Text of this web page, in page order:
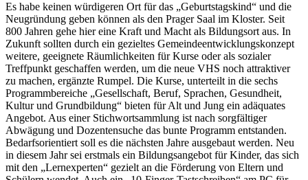
Es habe keinen würdigeren Ort für das „Geburtstagskind“ und die
Neugründung geben können als den Prager Saal im Kloster. Seit
800 Jahren gehe hier eine Kraft und Macht als Bildungsort aus. In
Zukunft sollten durch ein gezieltes Gemeindeentwicklungskonzept
weitere, geeignete Räumlichkeiten für Kurse oder als sozialer
Treffpunkt geschaffen werden, um die neue VHS noch attraktiver
zu machen, ergänzte Rumpel. Die Kurse, unterteilt in die sechs
Programmbereiche „Gesellschaft, Beruf, Sprachen, Gesundheit,
Kultur und Grundbildung“ bieten für Alt und Jung ein adäquates
Angebot. Aus einer Stichwortsammlung ist nach sorgfältiger
Abwägung und Dozentensuche das bunte Programm entstanden.
Bedarfsorientiert soll es die nächsten Jahre ausgebaut werden. Neu
in diesem Jahr sei erstmals ein Bildungsangebot für Kinder, das sich
mit den „Lernexperten“ gezielt an die Förderung von Eltern und